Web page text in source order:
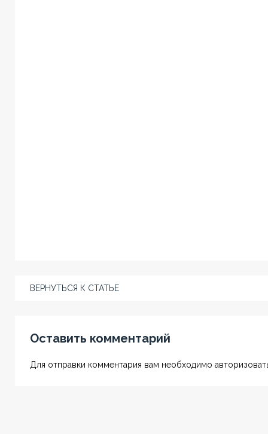
ВЕРНУТЬСЯ К СТАТЬЕ
Оставить комментарий
Для отправки комментария вам необходимо